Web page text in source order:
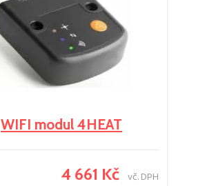
WIFI modul 4HEAT
4 661 Kč vč. DPH